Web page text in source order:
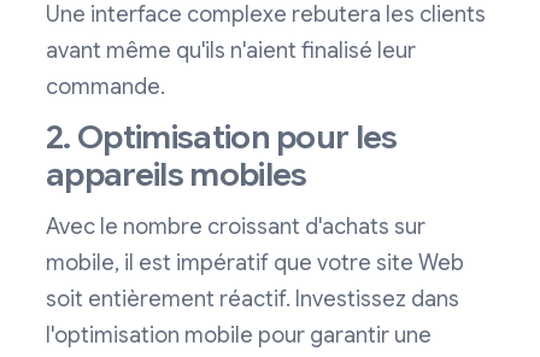
Une interface complexe rebutera les clients
avant même qu'ils n'aient finalisé leur
commande.
2. Optimisation pour les
appareils mobiles
Avec le nombre croissant d'achats sur
mobile, il est impératif que votre site Web
soit entièrement réactif. Investissez dans
l'optimisation mobile pour garantir une